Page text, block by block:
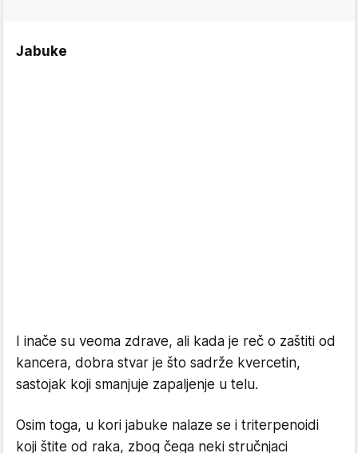
Jabuke
I inače su veoma zdrave, ali kada je reč o zaštiti od
kancera, dobra stvar je što sadrže kvercetin,
sastojak koji smanjuje zapaljenje u telu.
Osim toga, u kori jabuke nalaze se i triterpenoidi
koji štite od raka, zbog čega neki stručnjaci